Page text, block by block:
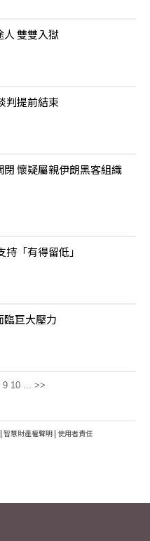
雙雙入獄
判提前結束
懷疑屬親伊朗黑客組織
「有得留低」
臨巨大壓力
9 10 ... >>
| 智慧財產權聲明 | 使用者責任